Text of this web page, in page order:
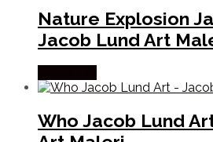
Nature Explosion
Jacob Lund Art
Who Jacob Lund